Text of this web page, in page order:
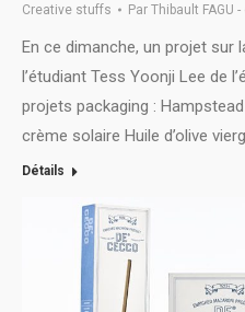
Creative stuffs Par Thibault FAGU
En ce dimanche, un projet sur
l’étudiant Tess Yoonji Lee de
projets packaging :
crème solaire Huile d’olive
Détails